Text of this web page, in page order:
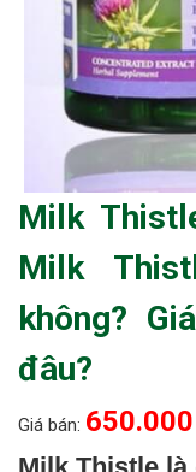
Milk
Milk
không?
đâu?
Giá bán: